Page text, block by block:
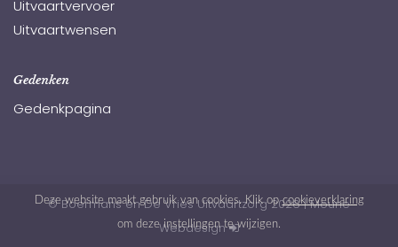
Deze website maakt gebruik van cookies. Klik opcookieverklaring
om deze instellingen te wijzigen.
Uitvaartvervoer
Uitvaartwensen
Gedenken
Gedenkpagina
© Boermans en De Vries Uitvaartzorg 2026|Moune
Webdesign